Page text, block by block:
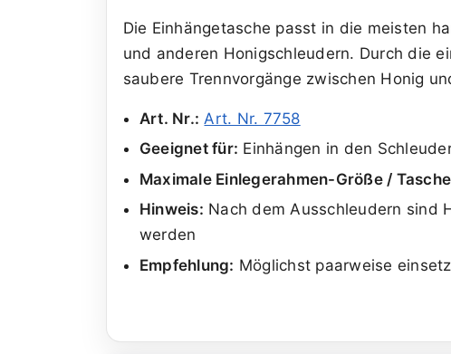
Die Einhängetasche passt in die meisten
und anderen Honigschleudern. Durch die
saubere Trennvorgänge zwischen Honig
Art. Nr.: Art. Nr. 7758
Geeignet für: Einhängen in den
Maximale Einlegerahmen-Größe /
Hinweis: Nach dem Ausschleudern sind
werden
Empfehlung: Möglichst paarweise